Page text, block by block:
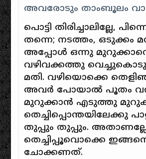
അവരോടും താംബൂലം
പൊട്ടി തിരിച്ചാലില്ലേ,
തന്നെ; നടത്തം, ഒടുക്കം
അപ്പോള്‍ ഒന്നു
വഴിവക്കത്തു
മതി. വഴിയൊക്കെ
അവര്‍ പോയാല്‍ പൂതം
മുറുക്കാന്‍ എടുത്തു
തെച്ചിപ്പൊന്തയിലേക്കു
തുപ്പും തുപ്പും.
തെച്ചിപ്പൂവൊക്കെ
ചോക്കണത്‌.